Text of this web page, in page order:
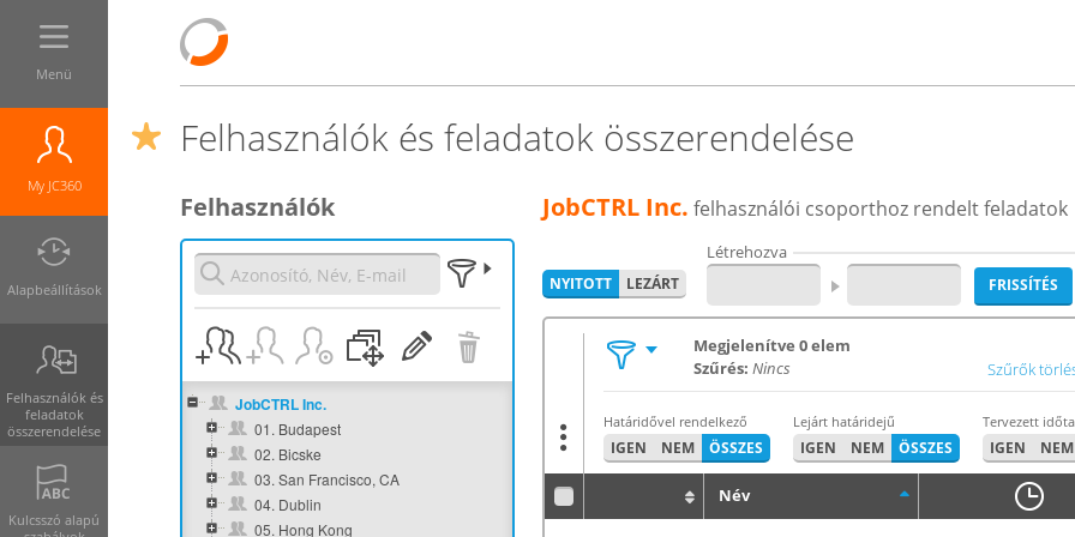
Menü
My JC360
Alapbeállítások
Felhasználók és
feladatok
összerendelése
Kulcsszó alapú
Felhasználók és feladatok összerendelése
Felhasználók
JobCTRL Inc.
01. Budapest
02. Bicske
03. San Francisco, CA
04. Dublin
05. Hong Kong
JobCTRL Inc. felhasználói csoporthoz rendelt feladatok
NYITOTT LEZÁRT
Létrehozva
FRISSÍTÉS
Megjelenítve 0 elem
Szűrés: Nincs Szűrők
Határidővel rendelkező
IGEN NEM ÖSSZES
Lejárt határidejű
IGEN NEM ÖSSZES
Tervezett
IGEN NEM
Név
Töltse fel a
Hozzon
Vegyen fel
Vegyen fel
Vegyen
Ossza ki a
Így tudja
Feladat
Keresés,